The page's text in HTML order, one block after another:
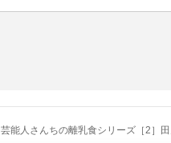
芸能人さんちの離乳食シリーズ［2］